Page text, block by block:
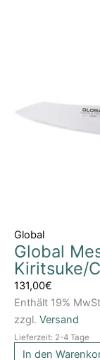
Global
Global
Kiritsuke/
131,00€
Enthält 19%
zzgl. Versand
Lieferzeit: 2-4 Tage
In den